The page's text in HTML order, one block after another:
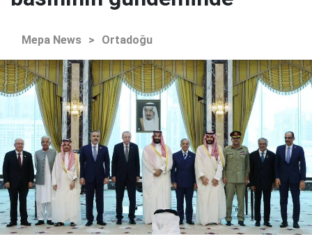
Mepa News > Ortadoğu